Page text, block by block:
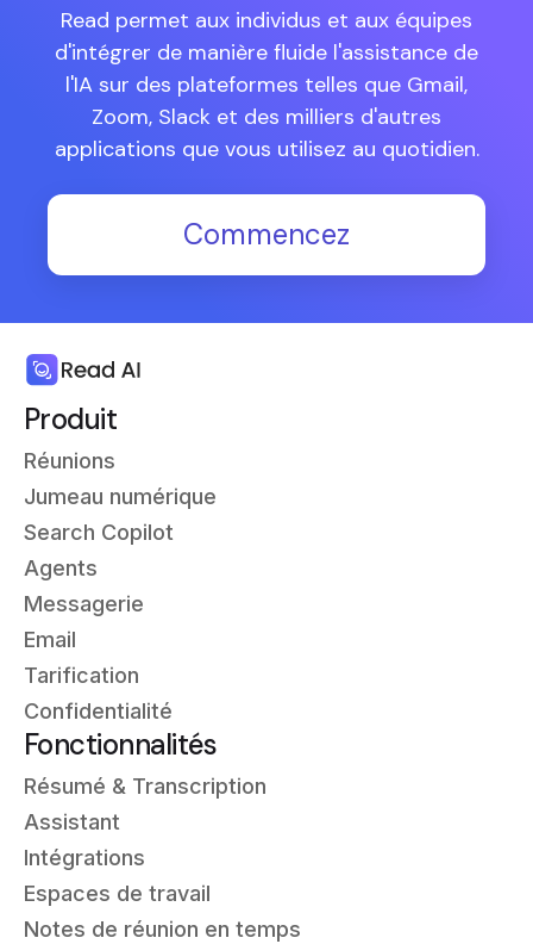
Read permet aux individus et aux équipes
d'intégrer de manière fluide l'assistance de
l'IA sur des plateformes telles que Gmail,
Zoom, Slack et des milliers d'autres
applications que vous utilisez au quotidien.
Commencez
Produit
Réunions
Jumeau numérique
Search Copilot
Agents
Messagerie
Email
Tarification
Confidentialité
Fonctionnalités
Résumé & Transcription
Assistant
Intégrations
Espaces de travail
Notes de réunion en temps